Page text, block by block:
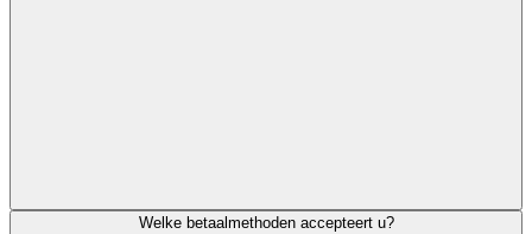
Welke betaalmethoden accepteert u?